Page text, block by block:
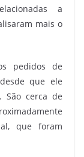
a
mais o
pedidos de
que ele
São cerca de
que foram